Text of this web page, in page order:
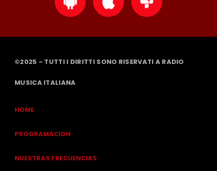
©2025 - TUTTI I DIRITTI SONO RISERVATI A RADIO
MUSICA ITALIANA
HOME
PROGRAMACION
NUESTRAS FRECUENCIAS